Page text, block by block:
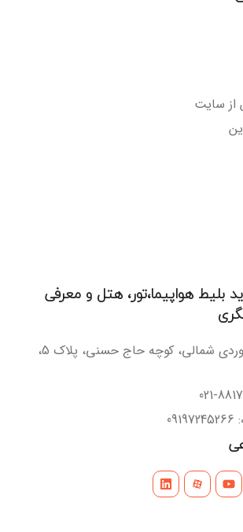
از سایت
بلیط هواپیما،تور، هتل و معرفی
آدرس : تهران، سهروردی شمالی، کوچه حاج حسنی، پلاک 5،